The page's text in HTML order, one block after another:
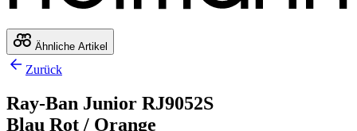
Ähnliche Artikel
Zurück
Ray-Ban Junior RJ9052S
Blau Rot / Orange